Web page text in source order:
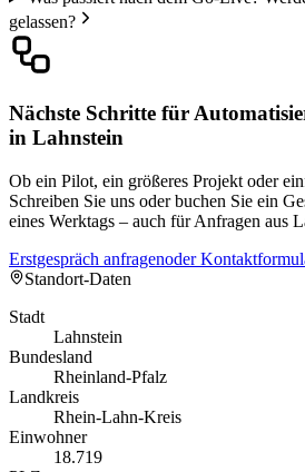
gelassen?
Nächste Schritte für
in Lahnstein
Ob ein Pilot, ein größeres Projekt oder
Schreiben Sie uns oder buchen Sie ein
eines Werktags – auch für Anfragen aus
Erstgespräch anfragenoder
Standort-Daten
Stadt
Lahnstein
Bundesland
Rheinland-Pfalz
Landkreis
Rhein-Lahn-Kreis
Einwohner
18.719